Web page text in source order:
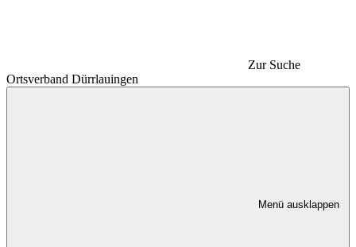
Zur Suche
Ortsverband Dürrlauingen
Menü ausklappen